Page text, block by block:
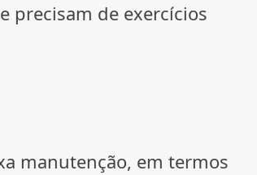
precisam de exercícios
manutenção, em termos